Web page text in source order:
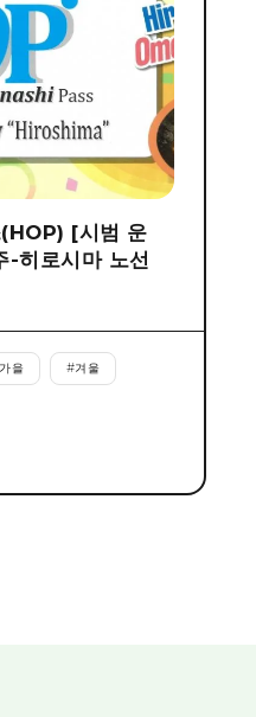
[시범 운
히로시마 노선
가을 #겨울